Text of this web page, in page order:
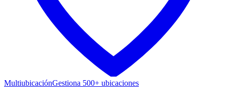
MultiubicaciónGestiona 500+ ubicaciones